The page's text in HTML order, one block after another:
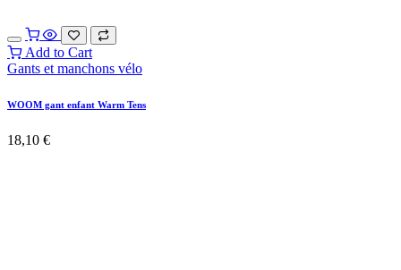
Add to Cart
Gants et manchons vélo
WOOM gant enfant Warm Tens
18,10 €